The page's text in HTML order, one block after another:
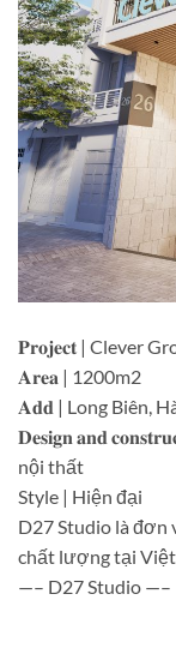
𝐏𝐫𝐨𝐣𝐞𝐜𝐭 | Clever
𝐀𝐫𝐞𝐚 | 1200m2
𝐀𝐝𝐝 | Long Biên,
𝐃𝐞𝐬𝐢𝐠𝐧 𝐚𝐧𝐝
nội thất
Style | Hiện đại
D27 Studio là đơn
chất lượng tại Việt
—– D27 Studio —–